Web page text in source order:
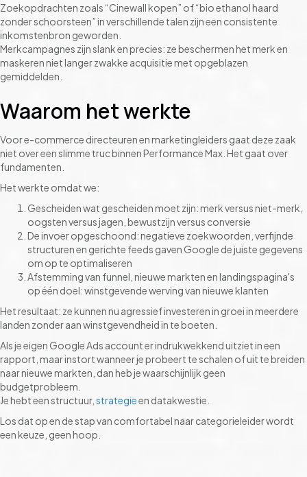
Zoekopdrachten zoals “Cinewall kopen” of “bio ethanol haard
zonder schoorsteen” in verschillende talen zijn een consistente
inkomstenbron geworden.
Merkcampagnes zijn slank en precies: ze beschermen het merk en
maskeren niet langer zwakke acquisitie met opgeblazen
gemiddelden.
Waarom het werkte
Voor e-commerce directeuren en marketingleiders gaat deze zaak
niet over een slimme truc binnen Performance Max. Het gaat over
fundamenten.
Het werkte omdat we:
Gescheiden wat gescheiden moet zijn: merk versus niet-merk,
oogsten versus jagen, bewustzijn versus conversie
De invoer opgeschoond: negatieve zoekwoorden, verfijnde
structuren en gerichte feeds gaven Google de juiste gegevens
om op te optimaliseren
Afstemming van funnel, nieuwe markten en landingspagina's
op één doel: winstgevende werving van nieuwe klanten
Het resultaat: ze kunnen nu agressief investeren in groei in meerdere
landen zonder aan winstgevendheid in te boeten.
Als je eigen Google Ads account er indrukwekkend uitziet in een
rapport, maar instort wanneer je probeert te schalen of uit te breiden
naar nieuwe markten, dan heb je waarschijnlijk geen
budgetprobleem.
Je hebt een structuur, strategieen datakwestie.
Los dat op en de stap van comfortabel naar categorieleider wordt
een keuze, geen hoop.